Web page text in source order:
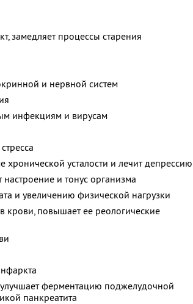
замедляет процессы старения
и нервной систем
инфекциям и вирусам
усталости и лечит депрессию
и тонус организма
и увеличению физической нагрузки
крови, повышает ее реологические
ферментацию поджелудочной
панкреатита